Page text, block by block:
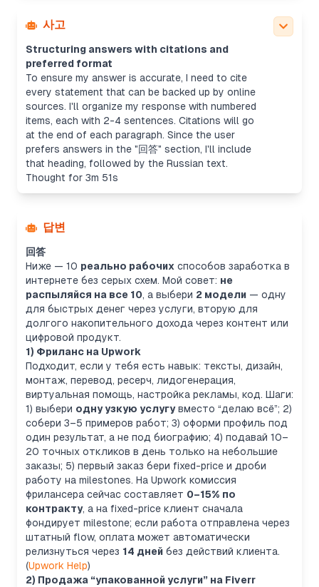
사고
Structuring answers with citations and
preferred format
To ensure my answer is accurate, I need to cite
every statement that can be backed up by online
sources. I'll organize my response with numbered
items, each with 2-4 sentences. Citations will go
at the end of each paragraph. Since the user
prefers answers in the "回答" section, I'll include
that heading, followed by the Russian text.
Thought for 3m 51s
답변
回答
Ниже — 10 реально рабочих способов заработка в
интернете без серых схем. Мой совет: не
распыляйся на все 10, а выбери 2 модели — одну
для быстрых денег через услуги, вторую для
долгого накопительного дохода через контент или
цифровой продукт.
1) Фриланс на Upwork
Подходит, если у тебя есть навык: тексты, дизайн,
монтаж, перевод, ресерч, лидогенерация,
виртуальная помощь, настройка рекламы, код. Шаги:
1) выбери одну узкую услугувместо “делаю всё”; 2)
собери 3–5 примеров работ; 3) оформи профиль под
один результат, а не под биографию; 4) подавай 10–
20 точных откликов в день только на небольшие
заказы; 5) первый заказ бери fixed-price и дроби
работу на milestones. На Upwork комиссия
фрилансера сейчас составляет 0–15% по
контракту, а на fixed-price клиент сначала
фондирует milestone; если работа отправлена через
штатный flow, оплата может автоматически
релизнуться через 14 дней без действий клиента.
(Upwork Help)
2) Продажа “упакованной услуги” на Fiverr